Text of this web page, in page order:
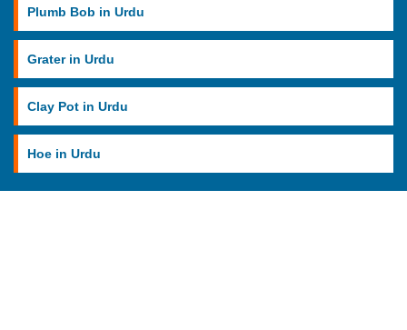
Plumb Bob in Urdu
Grater in Urdu
Clay Pot in Urdu
Hoe in Urdu